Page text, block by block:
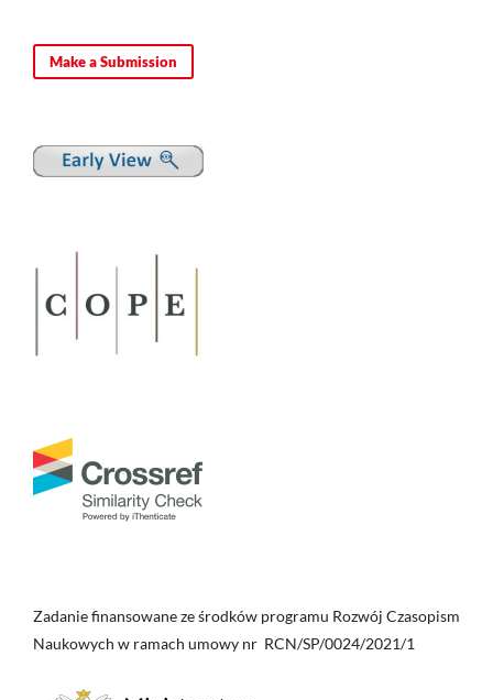
Make a Submission
Zadanie finansowane ze środków programu Rozwój Czasopism
Naukowych w ramach umowy nr RCN/SP/0024/2021/1